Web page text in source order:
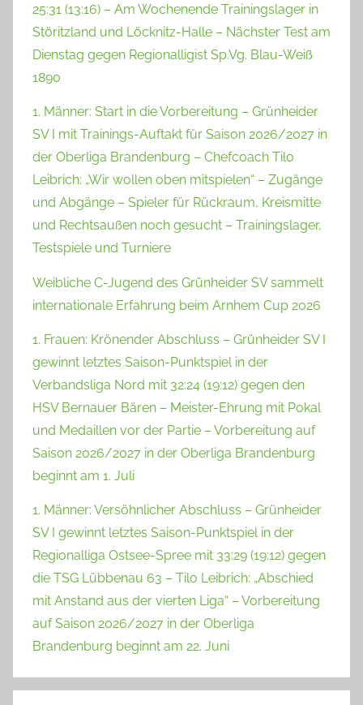
25:31 (13:16) – Am Wochenende Trainingslager in
Störitzland und Löcknitz-Halle – Nächster Test am
Dienstag gegen Regionalligist Sp.Vg. Blau-Weiß
1890
1. Männer: Start in die Vorbereitung – Grünheider
SV I mit Trainings-Auftakt für Saison 2026/2027 in
der Oberliga Brandenburg – Chefcoach Tilo
Leibrich: „Wir wollen oben mitspielen“ – Zugänge
und Abgänge – Spieler für Rückraum, Kreismitte
und Rechtsaußen noch gesucht – Trainingslager,
Testspiele und Turniere
Weibliche C-Jugend des Grünheider SV sammelt
internationale Erfahrung beim Arnhem Cup 2026
1. Frauen: Krönender Abschluss – Grünheider SV I
gewinnt letztes Saison-Punktspiel in der
Verbandsliga Nord mit 32:24 (19:12) gegen den
HSV Bernauer Bären – Meister-Ehrung mit Pokal
und Medaillen vor der Partie – Vorbereitung auf
Saison 2026/2027 in der Oberliga Brandenburg
beginnt am 1. Juli
1. Männer: Versöhnlicher Abschluss – Grünheider
SV I gewinnt letztes Saison-Punktspiel in der
Regionalliga Ostsee-Spree mit 33:29 (19:12) gegen
die TSG Lübbenau 63 – Tilo Leibrich: „Abschied
mit Anstand aus der vierten Liga“ – Vorbereitung
auf Saison 2026/2027 in der Oberliga
Brandenburg beginnt am 22. Juni